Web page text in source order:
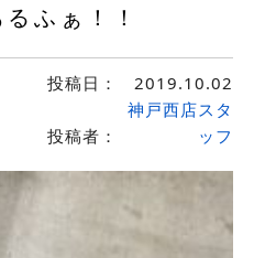
ふぁ！！
投稿日： 2019.10.02
投稿者：
神戸西店スタ
ッフ